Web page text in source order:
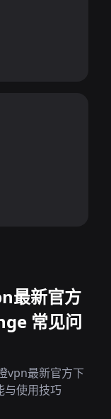
最新官方
常见问
vpn最新官方下
与使用技巧